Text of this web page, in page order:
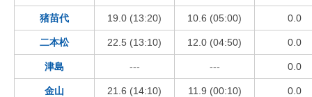
猪苗代 19.0 (13:20) 10.6 (05:00) 0.0
二本松 22.5 (13:10) 12.0 (04:50) 0.0
津島 --- --- 0.0
金山 21.6 (14:10) 11.9 (00:10) 0.0